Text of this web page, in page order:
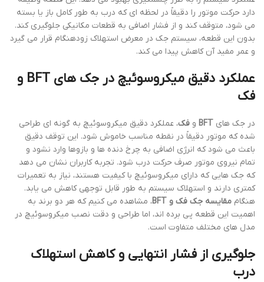
دارد حرکت موتور را دقیقاً در لحظه ای که درب به طور کامل باز یا بسته
می شود، متوقف کند و از فشار اضافی به قطعات مکانیکی جلوگیری کند.
بدون این قطعه، سیستم جک در معرض استهلاک زودهنگام قرار می گیرد
و عمر مفید آن کاهش پیدا می کند.
عملکرد دقیق میکروسوئیچ در جک های BFT و
فک
در جک های BFT و فک، عملکرد دقیق میکروسوئیچ به گونه ای طراحی
شده که موتور دقیقاً در نقطه مناسب خاموش شود. این توقف دقیق
باعث می شود که انرژی اضافی به چرخ دنده ها و بازوها وارد نشود و
تمام نیروی موتور صرف حرکت درب شود. تجربه کاربران نشان می دهد
که جک هایی که دارای میکروسوئیچ با کیفیت هستند، نیاز به تعمیرات
کمتری دارند و استهلاک سیستم به طور قابل توجهی کاهش می یابد.
هنگام مقایسه جک فک و BFT
، مشاهده می کنیم که هر دو برند به
اهمیت این قطعه پی برده اند، اما طراحی و دقت نصب میکروسوئیچ در
مدل های مختلف متفاوت است.
جلوگیری از فشار انتهایی و کاهش استهلاک
درب